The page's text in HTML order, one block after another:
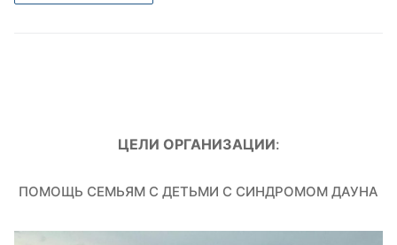
ЦЕЛИ ОРГАНИЗАЦИИ:
ПОМОЩЬ СЕМЬЯМ С ДЕТЬМИ С СИНДРОМОМ ДАУНА